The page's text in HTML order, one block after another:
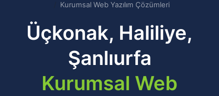
Kurumsal Web Yazılım Çözümleri
Üçkonak, Haliliye,
Şanlıurfa
Kurumsal Web